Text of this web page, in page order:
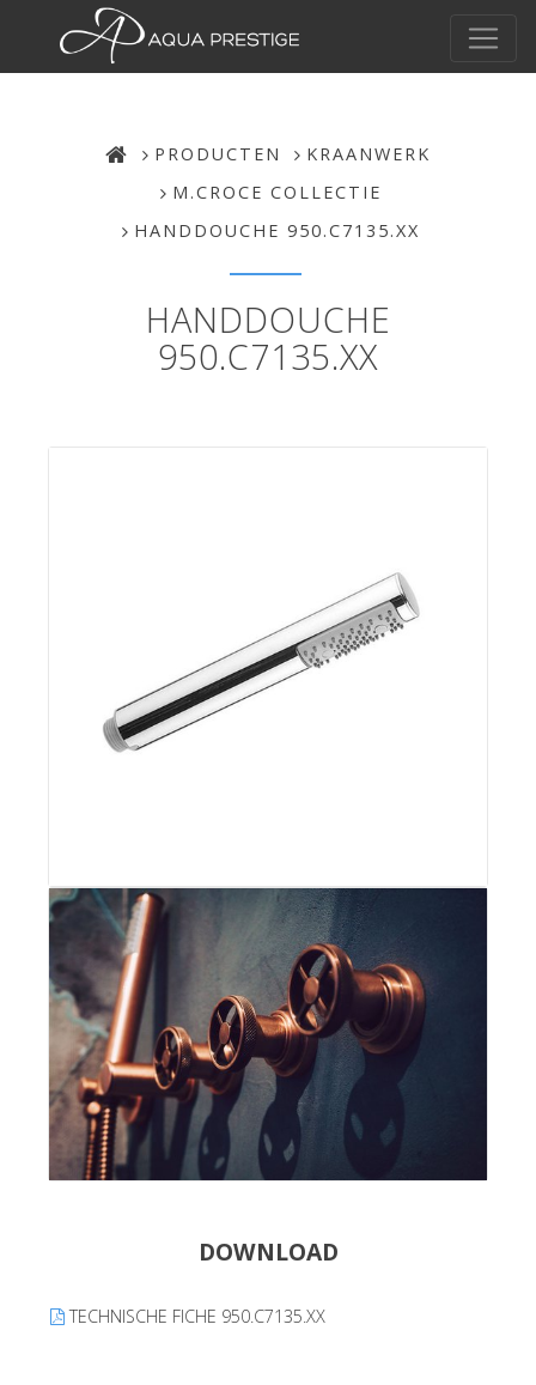
PRODUCTEN
KRAANWERK
M.CROCE COLLECTIE
HANDDOUCHE 950.C7135.XX
HANDDOUCHE
950.C7135.XX
DOWNLOAD
TECHNISCHE FICHE 950.C7135.XX